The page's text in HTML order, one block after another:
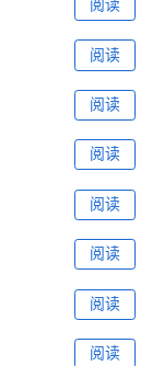
阅读
阅读
阅读
阅读
阅读
阅读
阅读
阅读